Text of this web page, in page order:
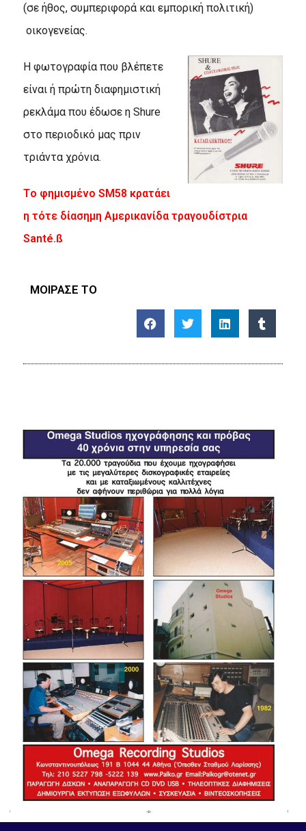
(σε ήθος, συμπεριφορά και εμπορική πολιτική)
οικογενείας.
H φωτογραφία που βλέπετε
είναι ή πρώτη διαφημιστική
ρεκλάμα που έδωσε η Shure
στο περιοδικό μας πριν
τριάντα χρόνια.
Tο φημισμένο SM58 κρατάει
η τότε δίασημη Aμερικανίδα τραγουδίστρια
Santé.ß
ΜΟΙΡΑΣΕ ΤΟ